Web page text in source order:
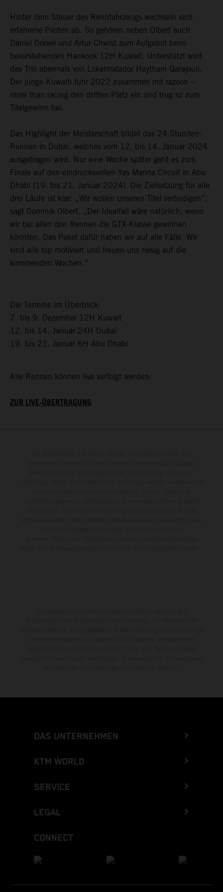
Hinter dem Steuer des Rennfahrzeugs wechseln sich
erfahrene Piloten ab. So gehören neben Olbert auch
Daniel Drexel und Artur Chwist zum Aufgebot beim
bevorstehenden Hankook 12H Kuwait. Unterstützt wird
das Trio abermals von Lokalmatador Haytham Qarajouli.
Der junge Kuwaiti fuhr 2022 zusammen mit razoon –
more than racing den dritten Platz ein und trug so zum
Titelgewinn bei.
Das Highlight der Meisterschaft bildet das 24-Stunden-
Rennen in Dubai, welches vom 12. bis 14. Januar 2024
ausgetragen wird. Nur eine Woche später geht es zum
Finale auf den eindrucksvollen Yas Marina Circuit in Abu
Dhabi (19. bis 21. Januar 2024). Die Zielsetzung für alle
drei Läufe ist klar: „Wir wollen unseren Titel verteidigen“,
sagt Dominik Olbert. „Der Idealfall wäre natürlich, wenn
wir bei allen drei Rennen die GTX-Klasse gewinnen
könnten. Das Paket dafür haben wir auf alle Fälle. Wir
sind alle top motiviert und freuen uns riesig auf die
kommenden Wochen.“
Die Termine im Überblick:
7. bis 9. Dezember 12H Kuwait
12. bis 14. Januar 24H Dubai
19. bis 21. Januar 6H Abu Dhabi
Alle Rennen können live verfolgt werden:
ZUR LIVE-ÜBERTRAGUNG
DAS UNTERNEHMEN
KTM WORLD
SERVICE
LEGAL
CONNECT